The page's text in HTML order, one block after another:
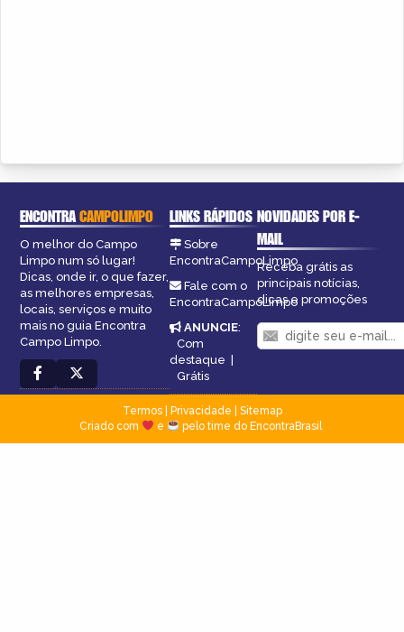
ENCONTRACAMPOLIMPO
O melhor do Campo
Limpo num só lugar!
Dicas, onde ir, o que fazer,
as melhores empresas,
locais, serviços e muito
mais no guia Encontra
Campo Limpo.
LINKS RÁPIDOS
Sobre
EncontraCampoLimpo
Fale com o
EncontraCampoLimpo
ANUNCIE:
Com
destaque |
Grátis
NOVIDADES POR E-
MAIL
Receba grátis as
principais notícias,
dicas e promoções
Termos| Privacidade
Sitemap
Criado com
e pelo time do EncontraBrasil